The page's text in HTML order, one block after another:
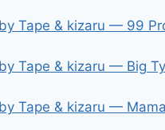
Tape & kizaru — 99
Tape & kizaru — Big
Tape & kizaru —